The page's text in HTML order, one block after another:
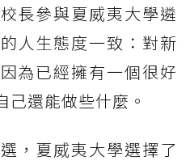
長參與夏威夷大學遴
人生態度一致：對新
為已經擁有一個很好
己還能做些什麼。
，夏威夷大學選擇了